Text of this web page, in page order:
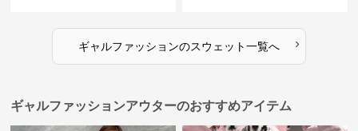
ギャルファッションのスウェット一覧へ ›
ギャルファッションアウターのおすすめアイテム